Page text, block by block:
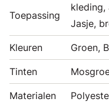
Toepassing
kleding,
Jasje,
Kleuren Groen,
Tinten
Materialen